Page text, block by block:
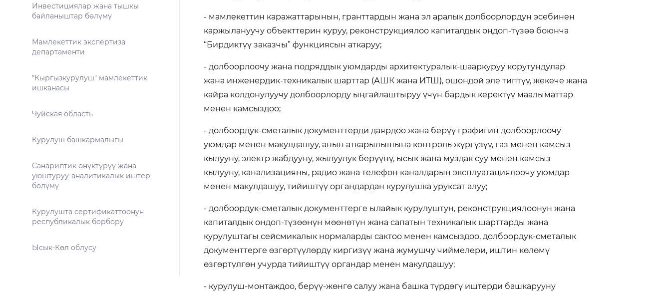
Инвестициялар жана тышкы
байланыштар бөлүмү
Мамлекеттик экспертиза
департаменти
"Кыргызкурулуш" мамлекеттик
ишканасы
Чуйская область
Курулуш башкармалыгы
Санариптик өнүктүрүү жана
уюштуруу-аналитикалык иштер
бөлүмү
Курулушта сертификаттоонун
республикалык борбору
Ысык-Көл облусу
- мамлекеттин каражаттарынын, гранттардын жана эл аралык долбоорлордун эсебинен
каржылануучу объекттерин куруу, реконструкциялоо капиталдык оңдоп-түзөө боюнча
“Бирдиктүү заказчы” функциясын аткаруу;
- долбоорлоочу жана подряддык уюмдарды архитектуралык-шааркуруу корутундулар
жана инженердик-техникалык шарттар (АШК жана ИТШ), ошондой эле типтүү, жекече жана
кайра колдонулуучу долбоорлорду ыңгайлаштыруу үчүн бардык керектүү маалыматтар
менен камсыздоо;
- долбоордук-сметалык документтерди даярдоо жана берүү графигин долбоорлоочу
уюмдар менен макулдашуу, анын аткарылышына контроль жүргүзүү, газ менен камсыз
кылууну, электр жабдууну, жылуулук берүүнү, ысык жана муздак суу менен камсыз
кылууну, канализацияны, радио жана телефон каналдарын эксплуатациялоочу уюмдар
менен макулдашуу, тийиштүү органдардан курулушка уруксат алуу;
- долбоордук-сметалык документтерге ылайык курулуштун, реконструкциялоонун жана
капиталдык ондоп-түзөөнүн мөөнөтүн жана сапатын техникалык шарттарды жана
курулуштагы сейсмикалык нормаларды сактоо менен камсыздоо, долбоордук-сметалык
документтерге өзгөртүүлөрдү киргизүү жана жумушчу чиймелери, иштин көлөмү
өзгөртүлгөн учурда тийиштүү органдар менен макулдашуу;
- курулуш-монтаждоо, берүү-жөнгө салуу жана башка түрдөгү иштерди башкарууну